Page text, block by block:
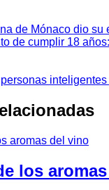
de Mónaco dio su
de cumplir 18
los